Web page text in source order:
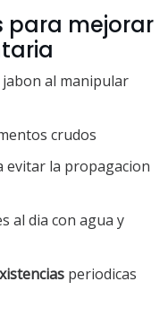
para mejorar
al manipular
crudos
evitar la propagacion
al dia con agua y
periodicas